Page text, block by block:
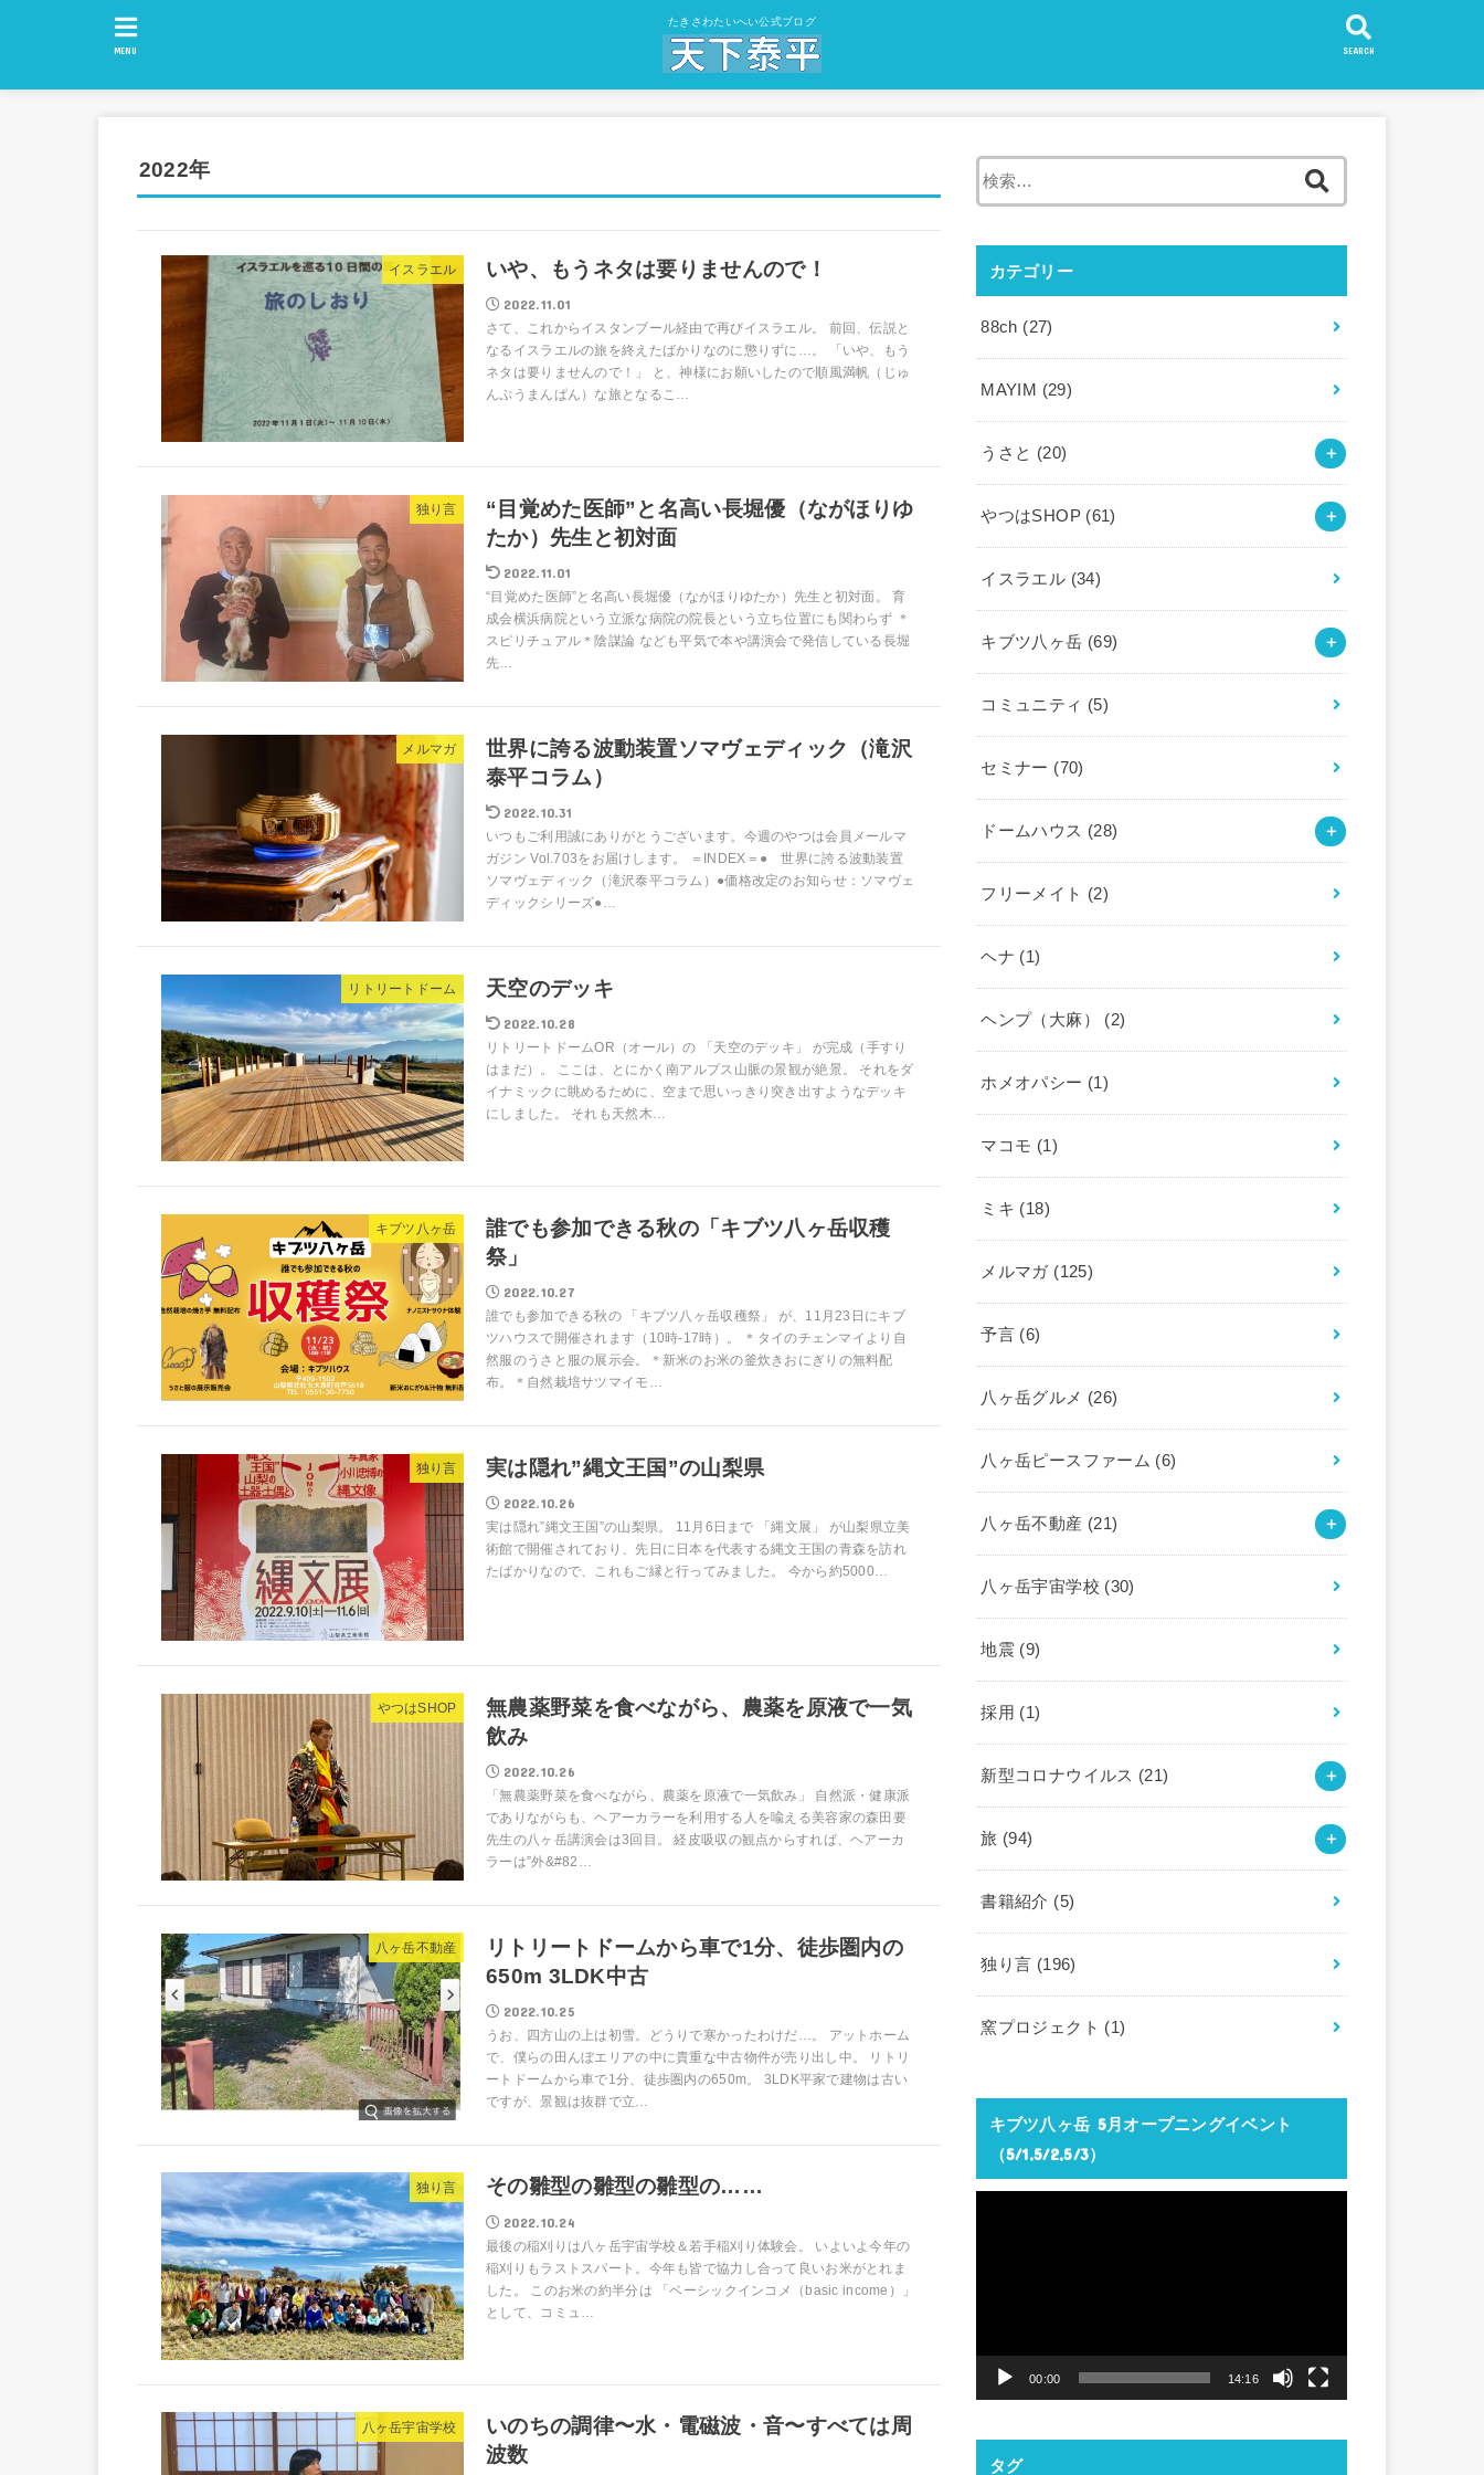
たきさわたいへい公式ブログ
SEARCH
MENU
2022年
イスラエル いや、もうネタは要りませんので！
2022.11.01
さて、これからイスタンブール経由で再びイスラエル。 前回、伝説と
なるイスラエルの旅を終えたばかりなのに懲りずに…。 「いや、もう
ネタは要りませんので！」 と、神様にお願いしたので順風満帆（じゅ
んぷうまんぱん）な旅となるこ…
独り言
“目覚めた医師”と名高い長堀優（ながほりゆ
たか）先生と初対面
2022.11.01
“目覚めた医師”と名高い長堀優（ながほりゆたか）先生と初対面。 育
成会横浜病院という立派な病院の院長という立ち位置にも関わらず ＊
スピリチュアル＊陰謀論 なども平気で本や講演会で発信している長堀
先…
メルマガ
世界に誇る波動装置ソマヴェディック（滝沢
泰平コラム）
2022.10.31
いつもご利用誠にありがとうございます。今週のやつは会員メールマ
ガジン Vol.703をお届けします。 ＝INDEX＝● 世界に誇る波動装置
ソマヴェディック（滝沢泰平コラム）●価格改定のお知らせ：ソマヴェ
ディックシリーズ●…
リトリートドーム 天空のデッキ
2022.10.28
リトリートドームOR（オール）の 「天空のデッキ」 が完成（手すり
はまだ）。 ここは、とにかく南アルプス山脈の景観が絶景。 それをダ
イナミックに眺めるために、空まで思いっきり突き出すようなデッキ
にしました。 それも天然木…
キブツ八ヶ岳
誰でも参加できる秋の「キブツ八ヶ岳収穫
祭」
2022.10.27
誰でも参加できる秋の 「キブツ八ヶ岳収穫祭」 が、11月23日にキブ
ツハウスで開催されます（10時-17時）。 ＊タイのチェンマイより自
然服のうさと服の展示会。＊新米のお米の釜炊きおにぎりの無料配
布。＊自然栽培サツマイモ…
独り言 実は隠れ”縄文王国”の山梨県
2022.10.26
実は隠れ”縄文王国”の山梨県。 11月6日まで 「縄文展」 が山梨県立美
術館で開催されており、先日に日本を代表する縄文王国の青森を訪れ
たばかりなので、これもご縁と行ってみました。 今から約5000…
やつはSHOP
無農薬野菜を食べながら、農薬を原液で一気
飲み
2022.10.26
「無農薬野菜を食べながら、農薬を原液で一気飲み」 自然派・健康派
でありながらも、ヘアーカラーを利用する人を喩える美容家の森田要
先生の八ヶ岳講演会は3回目。 経皮吸収の観点からすれば、ヘアーカ
ラーは”外&#82…
八ヶ岳不動産
リトリートドームから車で1分、徒歩圏内の
650m 3LDK中古
2022.10.25
うお、四方山の上は初雪。どうりで寒かったわけだ…。 アットホーム
で、僕らの田んぼエリアの中に貴重な中古物件が売り出し中。 リトリ
ートドームから車で1分、徒歩圏内の650m。 3LDK平家で建物は古い
ですが、景観は抜群で立…
独り言 その雛型の雛型の雛型の……
2022.10.24
最後の稲刈りは八ヶ岳宇宙学校＆若手稲刈り体験会。 いよいよ今年の
稲刈りもラストスパート。今年も皆で協力し合って良いお米がとれま
した。 このお米の約半分は 「ベーシックインコメ（basic income）」
として、コミュ…
八ヶ岳宇宙学校
いのちの調律〜水・電磁波・音〜すべては周
波数
カテゴリー
88ch (27)
MAYIM (29)
うさと (20)
やつはSHOP (61)
イスラエル (34)
キブツ八ヶ岳 (69)
コミュニティ (5)
セミナー (70)
ドームハウス (28)
フリーメイト (2)
ヘナ (1)
ヘンプ（大麻） (2)
ホメオパシー (1)
マコモ (1)
ミキ (18)
メルマガ (125)
予言 (6)
八ヶ岳グルメ (26)
八ヶ岳ピースファーム (6)
八ヶ岳不動産 (21)
八ヶ岳宇宙学校 (30)
地震 (9)
採用 (1)
新型コロナウイルス (21)
旅 (94)
書籍紹介 (5)
独り言 (196)
窯プロジェクト (1)
キブツ八ヶ岳 5月オープニングイベント
（5/1,5/2,5/3）
ヤ
00:00 14:16
タグ